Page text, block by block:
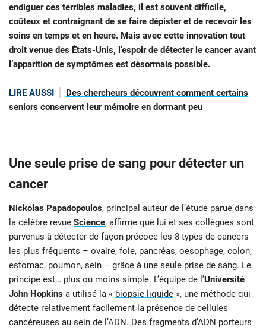
endiguer ces terribles maladies, il est souvent difficile,
coûteux et contraignant de se faire dépister et de recevoir les
soins en temps et en heure. Mais avec cette innovation tout
droit venue des États-Unis, l’espoir de détecter le cancer avant
l’apparition de symptômes est désormais possible.
LIRE AUSSI
Des chercheurs découvrent comment certains
seniors conservent leur mémoire en dormant peu
Une seule prise de sang pour détecter un
cancer
Nickolas Papadopoulos, principal auteur de l’étude parue dans
la célèbre revue Science, affirme que lui et ses collègues sont
parvenus à détecter de façon précoce les 8 types de cancers
les plus fréquents – ovaire, foie, pancréas, oesophage, colon,
estomac, poumon, sein – grâce à une seule prise de sang. Le
principe est… plus ou moins simple. L’équipe de l’Université
John Hopkins a utilisé la « biopsie liquide », une méthode qui
détecte relativement facilement la présence de cellules
cancéreuses au sein de l’ADN. Des fragments d’ADN porteurs